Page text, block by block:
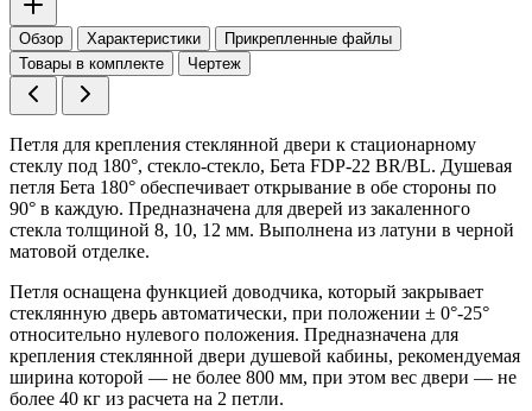
Обзор Характеристики
Прикрепленные файлы
Товары в комплекте
Чертеж
Петля для крепления стеклянной двери к стационарному
стеклу под 180°, стекло-стекло, Бета FDP-22 BR/BL. Душевая
петля Бета 180° обеспечивает открывание в обе стороны по
90° в каждую. Предназначена для дверей из закаленного
стекла толщиной 8, 10, 12 мм. Выполнена из латуни в черной
матовой отделке.
Петля оснащена функцией доводчика, который закрывает
стеклянную дверь автоматически, при положении ± 0°-25°
относительно нулевого положения. Предназначена для
крепления стеклянной двери душевой кабины, рекомендуемая
ширина которой — не более 800 мм, при этом вес двери — не
более 40 кг из расчета на 2 петли.